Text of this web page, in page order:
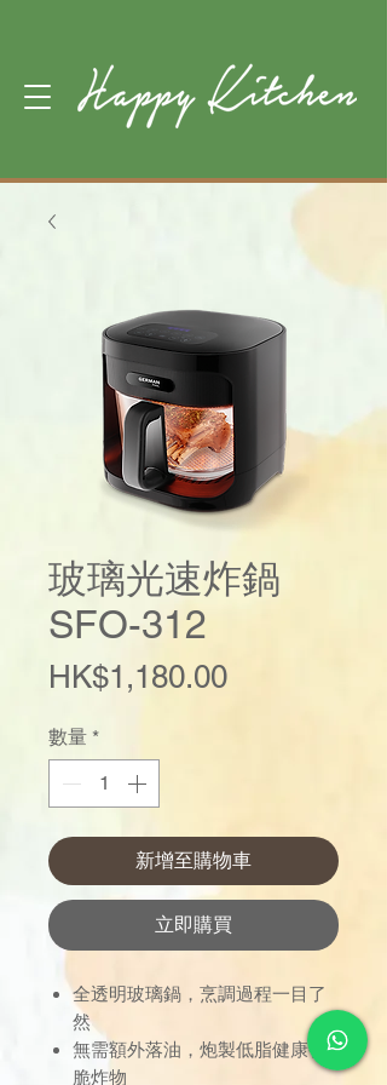
玻璃光速炸鍋
SFO-312
HK$1,180.00價
數量 *
新增至購物車
立即購買
全透明玻璃鍋，烹調過程一目了
然
無需額外落油，炮製低脂健康香
脆炸物